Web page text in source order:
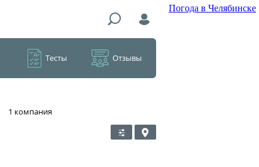
Погода в Челябинске
Тесты Отзывы
​1 компания